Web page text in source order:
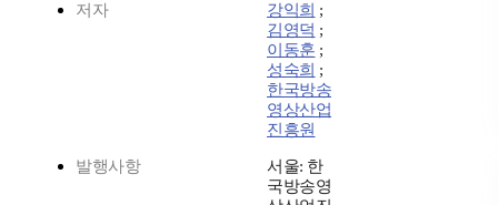
저자 강익희 ;
김영덕 ;
이동훈 ;
성숙희 ;
한국방송
영상산업
진흥원
발행사항
서울: 한
국방송영